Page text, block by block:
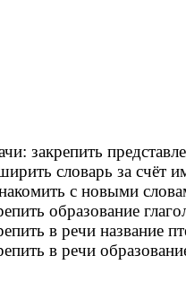
закрепить
словарь за счёт
с новыми
образование
в речи название
в речи